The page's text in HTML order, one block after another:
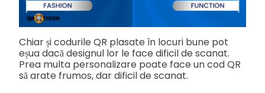
Chiar și codurile QR plasate în locuri bune pot
eșua dacă designul lor le face dificil de scanat.
Prea multa personalizare poate face un cod QR
să arate frumos, dar dificil de scanat.